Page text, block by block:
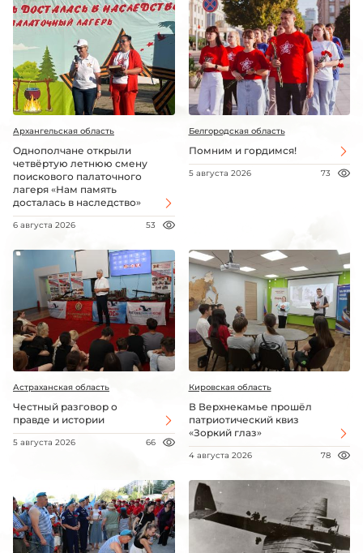
Архангельская область
Однополчане открыли
четвёртую летнюю смену
поискового палаточного
лагеря «Нам память
досталась в наследство»
6 августа 2026 53
Белгородская область
Помним и гордимся!
5 августа 2026 73
Астраханская область
Честный разговор о
правде и истории
5 августа 2026 66
Кировская область
В Верхнекамье прошёл
патриотический квиз
«Зоркий глаз»
4 августа 2026 78